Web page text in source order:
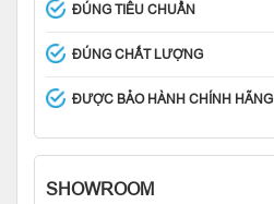
ĐÚNG TIÊU CHUẨN
ĐÚNG CHẤT LƯỢNG
ĐƯỢC BẢO HÀNH CHÍNH HÃNG
SHOWROOM